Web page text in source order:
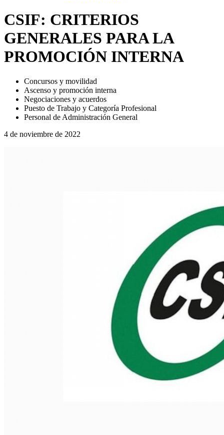
CSIF: CRITERIOS
GENERALES PARA LA
PROMOCIÓN INTERNA
Concursos y movilidad
Ascenso y promoción interna
Negociaciones y acuerdos
Puesto de Trabajo y Categoría Profesional
Personal de Administración General
4 de noviembre de 2022